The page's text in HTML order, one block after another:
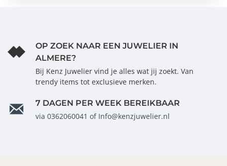
OP ZOEK NAAR EEN JUWELIER IN
ALMERE?
Bij Kenz Juwelier vind je alles wat jij zoekt. Van
trendy items tot exclusieve merken.
7 DAGEN PER WEEK BEREIKBAAR
via 0362060041 of Info@kenzjuwelier.nl